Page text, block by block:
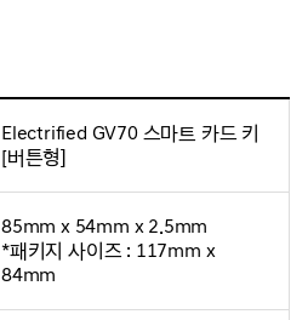
Electrified GV70 스마트 카드 키
[버튼형]
85mm x 54mm x 2.5mm
*패키지 사이즈 : 117mm x
84mm